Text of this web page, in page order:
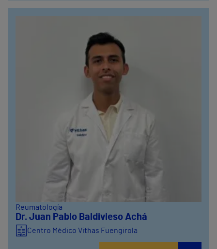
Reumatología
Dr. Juan Pablo Baldivieso Achá
Centro Médico Vithas Fuengirola